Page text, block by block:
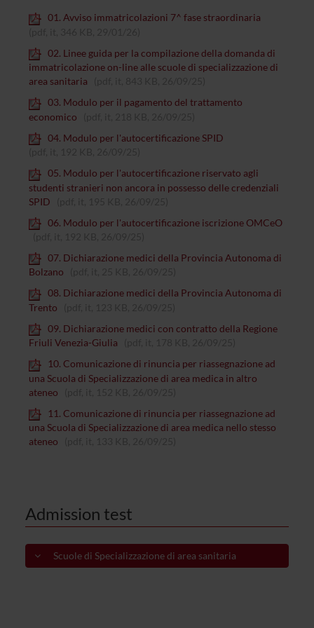
01. Avviso immatricolazioni 7^ fase straordinaria
02. Linee guida per la compilazione della domanda di
immatricolazione on-line alle scuole di specializzazione di
area sanitaria
03. Modulo per il pagamento del trattamento
economico
04. Modulo per l'autocertificazione SPID
05. Modulo per l'autocertificazione riservato agli
studenti stranieri non ancora in possesso delle credenziali
SPID
06. Modulo per l'autocertificazione iscrizione OMCeO
07. Dichiarazione medici della Provincia Autonoma di
Bolzano
08. Dichiarazione medici della Provincia Autonoma di
Trento
09. Dichiarazione medici con contratto della Regione
Friuli Venezia-Giulia
10. Comunicazione di rinuncia per riassegnazione ad
una Scuola di Specializzazione di area medica in altro
ateneo
11. Comunicazione di rinuncia per riassegnazione ad
una Scuola di Specializzazione di area medica nello stesso
ateneo
Admission test
Scuole di Specializzazione di area sanitaria